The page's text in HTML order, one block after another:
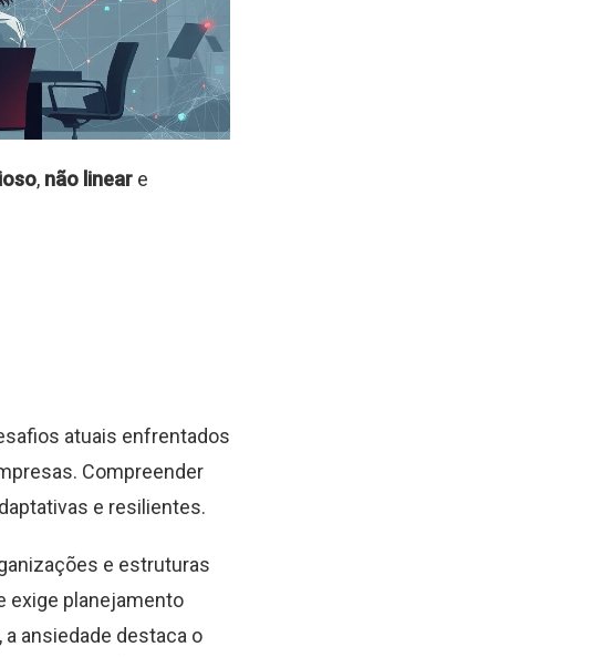
, não linear e
atuais enfrentados
Compreender
e resilientes.
e estruturas
exige planejamento
ansiedade destaca o